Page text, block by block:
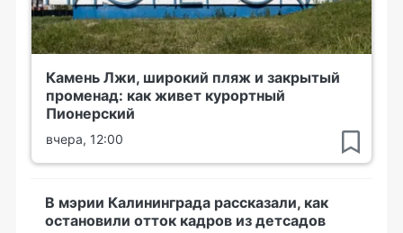
Камень Лжи, широкий пляж и закрытый
променад: как живет курортный
Пионерский
вчера, 12:00
В мэрии Калининграда рассказали, как
остановили отток кадров из детсадов